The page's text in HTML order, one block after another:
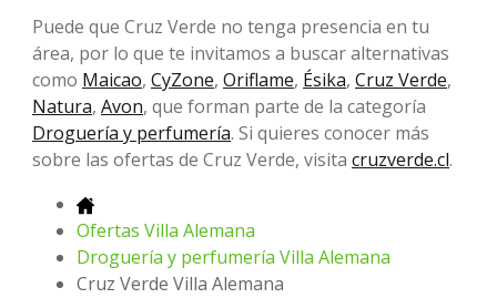
Puede que Cruz Verde no tenga presencia en tu
área, por lo que te invitamos a buscar alternativas
como Maicao, CyZone, Oriflame, Ésika, Cruz Verde,
Natura, Avon, que forman parte de la categoría
Droguería y perfumería. Si quieres conocer más
sobre las ofertas de Cruz Verde, visita cruzverde.cl.
Ofertas Villa Alemana
Droguería y perfumería Villa Alemana
Cruz Verde Villa Alemana